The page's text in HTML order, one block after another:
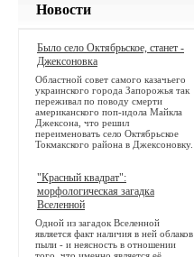
Новости
Было село Октябрьское, станет -
Джексоновка
Областной совет самого казачьего
украинского города Запорожья так
переживал по поводу смерти
американского поп-идола Майкла
Джексона, что решил
переименовать село Октябрьское
Токмакского района в Джексоновку.
"Красный квадрат":
морфологическая загадка
Вселенной
Одной из загадок Вселенной
является факт наличия в ней облаков
пыли - и неясность в отношении